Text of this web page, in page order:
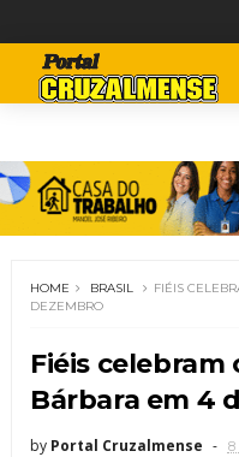
HOME BRASIL
FIÉIS
DEZEMBRO
Fiéis celebram
Bárbara em 4
by Portal Cruzalmense 8